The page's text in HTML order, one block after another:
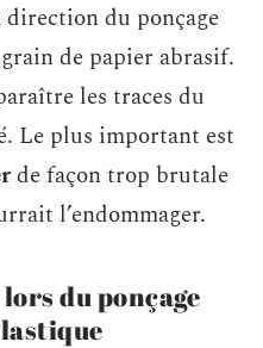
du ponçage
de papier abrasif.
les traces du
Le plus important est
de façon trop brutale
l’endommager.
du ponçage